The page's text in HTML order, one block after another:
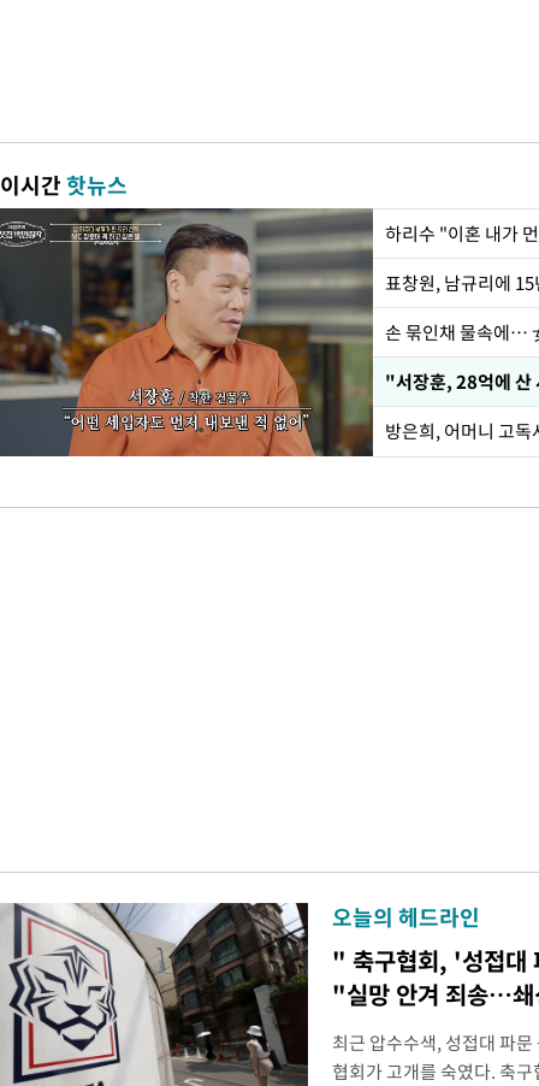
이시간핫뉴스
하리수 "이혼 내가
손 묶인채 물속에…
"서장훈, 28억에 산
방은희, 어머니 고
오늘의 헤드라인
" 축구협회, '성접대
"실망 안겨 죄송…
최근 압수수색, 성접대 파
협회가 고개를 숙였다. 축